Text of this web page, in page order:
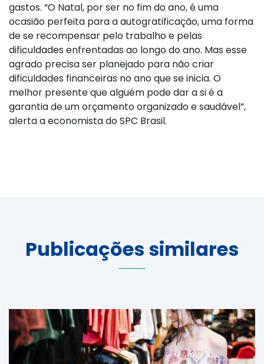
gastos. “O Natal, por ser no fim do ano, é uma
ocasião perfeita para a autogratificação, uma forma
de se recompensar pelo trabalho e pelas
dificuldades enfrentadas ao longo do ano. Mas esse
agrado precisa ser planejado para não criar
dificuldades financeiras no ano que se inicia. O
melhor presente que alguém pode dar a si é a
garantia de um orçamento organizado e saudável”,
alerta a economista do SPC Brasil.
Publicações similares